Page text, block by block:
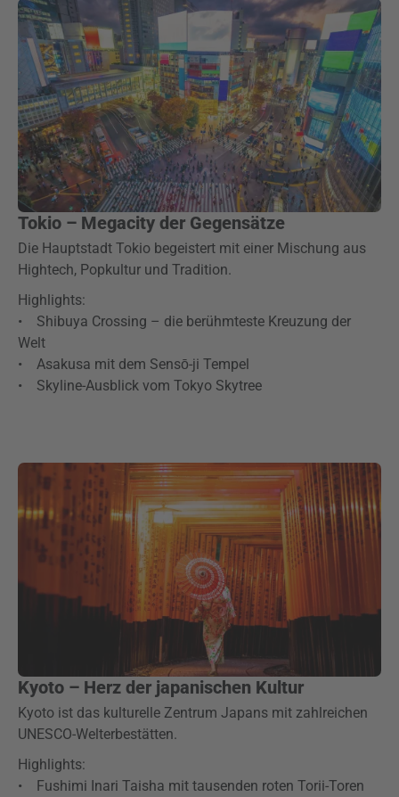
Tokio – Megacity der Gegensätze
Die Hauptstadt Tokio begeistert mit einer Mischung aus
Hightech, Popkultur und Tradition.
Highlights:
• Shibuya Crossing – die berühmteste Kreuzung der
Welt
• Asakusa mit dem Sensō-ji Tempel
• Skyline-Ausblick vom Tokyo Skytree
Kyoto – Herz der japanischen Kultur
Kyoto ist das kulturelle Zentrum Japans mit zahlreichen
UNESCO-Welterbestätten.
Highlights:
• Fushimi Inari Taisha mit tausenden roten Torii-Toren